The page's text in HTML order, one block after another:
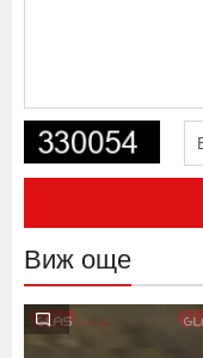
Виж още